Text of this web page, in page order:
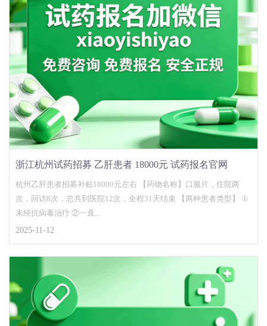
浙江杭州试药招募 乙肝患者 18000元 试药报名官网
杭州乙肝患者招募补贴18000元左右 【药物名称】口服片，住院两
次，回访8次，总共到医院12次，全程31天结束 【两种患者类型】 ①
未经抗病毒治疗 ②一直...
2025-11-12